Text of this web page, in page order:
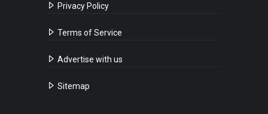
Privacy Policy
Terms of Service
Advertise with us
Sitemap